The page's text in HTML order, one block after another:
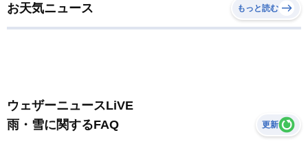
お天気ニュース もっと読む
ウェザーニュースLiVE
雨・雪に関するFAQ
更新